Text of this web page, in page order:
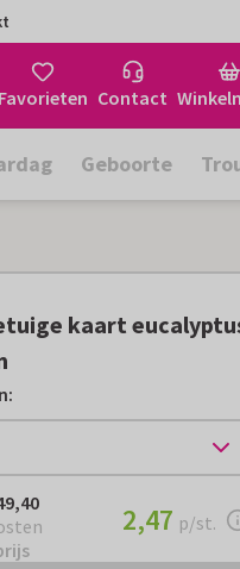
Favorieten Contact
Geboorte
kaart
:
€ 2,47per stuk
2,47 p/st.